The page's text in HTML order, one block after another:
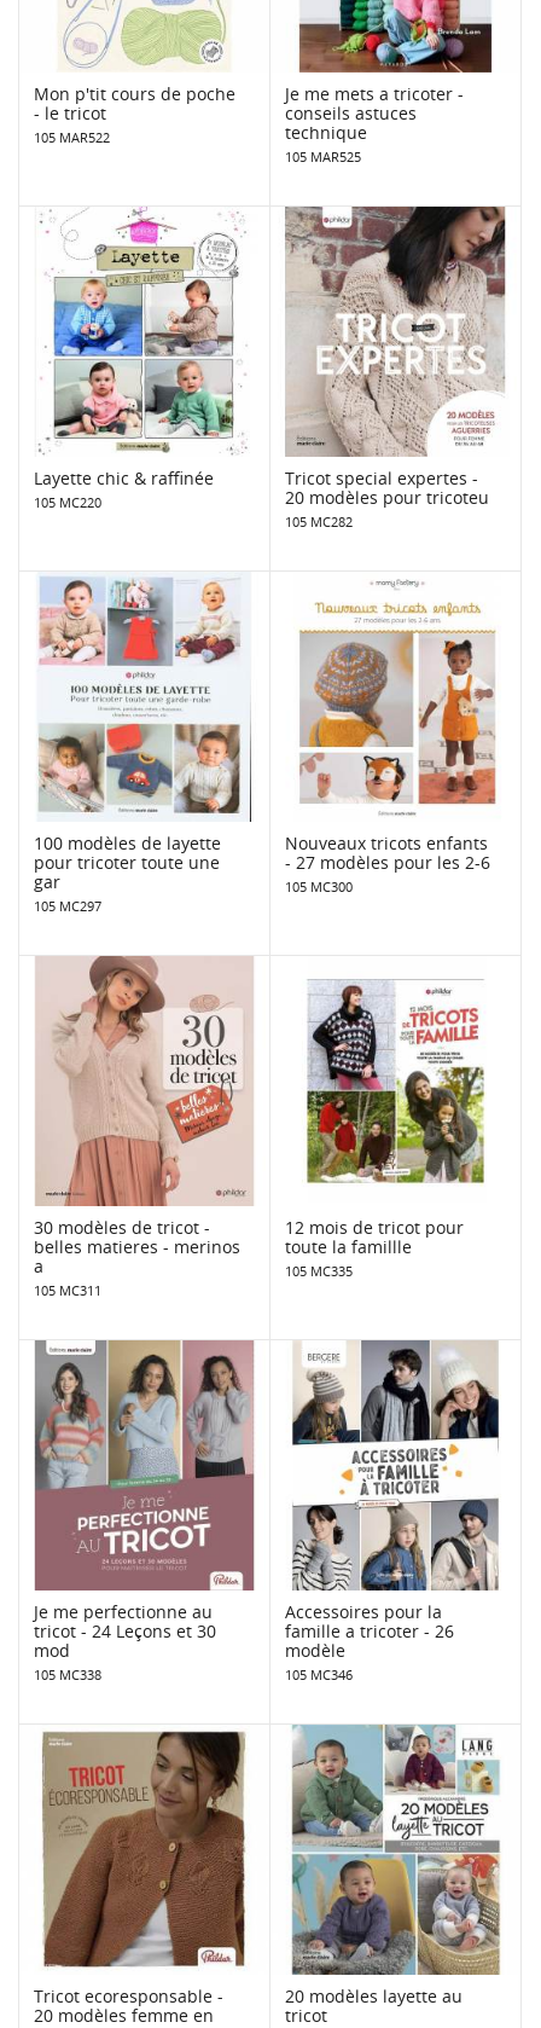
Mon p'tit cours de poche
- le tricot
105 MAR522
Je me mets a tricoter -
conseils astuces
technique
105 MAR525
Layette chic & raffinée
105 MC220
Tricot special expertes -
20 modèles pour tricoteu
105 MC282
100 modèles de layette
pour tricoter toute une
gar
105 MC297
Nouveaux tricots enfants
- 27 modèles pour les 2-6
105 MC300
30 modèles de tricot -
belles matieres - merinos
a
105 MC311
12 mois de tricot pour
toute la famillle
105 MC335
Je me perfectionne au
tricot - 24 Leçons et 30
mod
105 MC338
Accessoires pour la
famille a tricoter - 26
modèle
105 MC346
Tricot ecoresponsable -
20 modèles femme en
20 modèles layette au
tricot